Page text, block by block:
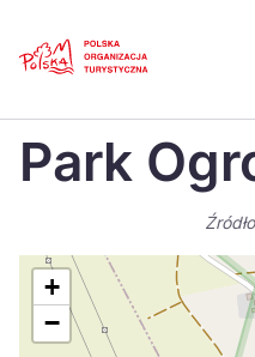
Polski
Español
Italiano
Park
+
−